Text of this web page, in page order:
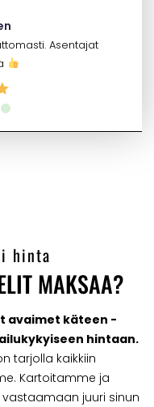
Asentajat
hinta
MAKSAA?
avaimet käteen -
hintaan.
tarjolla kaikkiin
Kartoitamme ja
juuri sinun